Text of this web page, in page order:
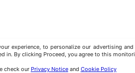
experience, to personalize our advertising
in. By clicking Proceed, you agree to this
check our Privacy Noticeand Cookie Policy